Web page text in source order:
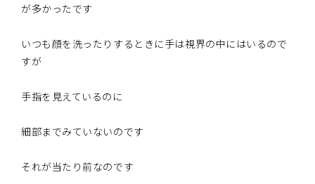
が多かったです
いつも顔を洗ったりするときに手は視界の中にはいるので
すが
手指を見えているのに
細部までみていないのです
それが当たり前なのです